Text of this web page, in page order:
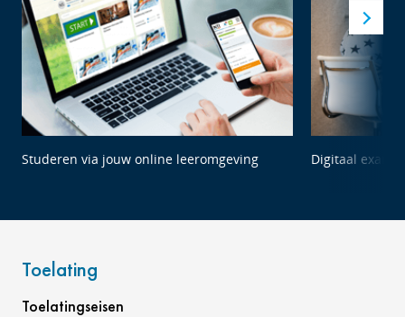
Studeren via jouw online leeromgeving Digitaal
Toelating
Toelatingseisen